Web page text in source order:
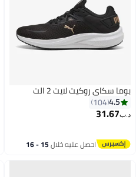
بوما سكاي روكيت لايت 2 الت
4.5
104
د.ب‏ 31.67
احصل عليه خلال 15 - 16